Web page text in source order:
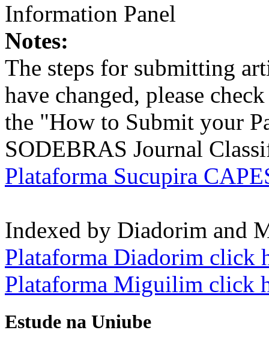
Information Panel
Notes:
The steps for submitting
have changed, please
the "How to Submit your
SODEBRAS Journal
Plataforma Sucupira
Indexed by Diadorim and
Plataforma Diadorim click
Plataforma Miguilim click
Estude na Uniube